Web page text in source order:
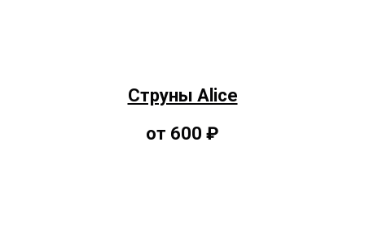
Струны Alice
от 600 ₽